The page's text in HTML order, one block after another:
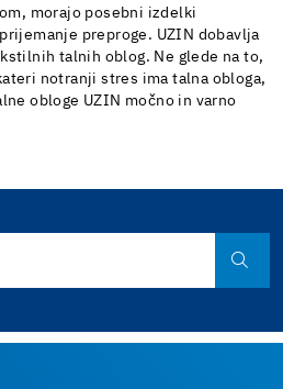
morajo posebni izdelki
preproge. UZIN dobavlja
talnih oblog. Ne glede na to,
notranji stres ima talna obloga,
obloge UZIN močno in varno